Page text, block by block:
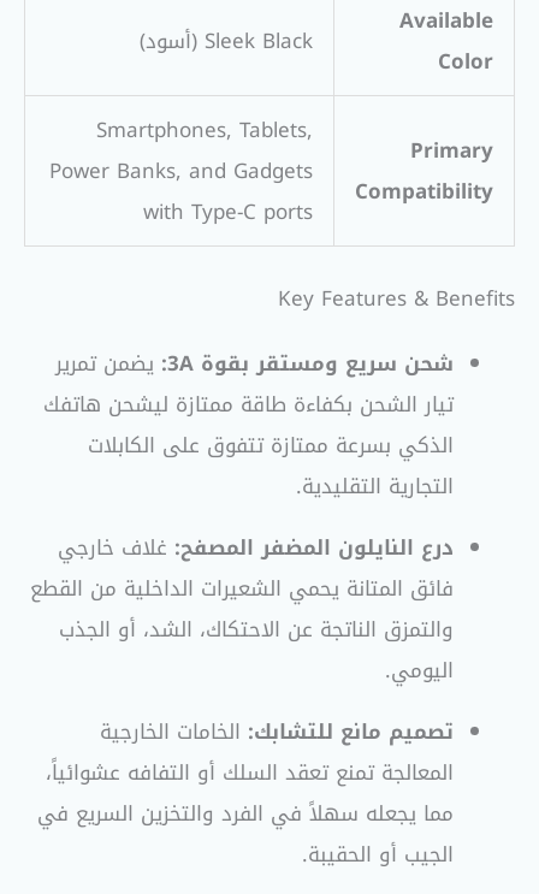
Available
Color
Sleek Black (أسود)
Primary
Compatibility
Smartphones, Tablets,
Power Banks, and Gadgets
with Type-C ports
Key Features & Benefits
شحن سريع ومستقر بقوة 3A:
يضمن تمرير
تيار الشحن بكفاءة طاقة ممتازة ليشحن هاتفك
الذكي بسرعة ممتازة تتفوق على الكابلات
التجارية التقليدية.
درع النايلون المضفر المصفح: غلاف خارجي
فائق المتانة يحمي الشعيرات الداخلية من القطع
والتمزق الناتجة عن الاحتكاك، الشد، أو الجذب
اليومي.
تصميم مانع للتشابك: الخامات الخارجية
المعالجة تمنع تعقد السلك أو التفافه عشوائياً،
مما يجعله سهلاً في الفرد والتخزين السريع في
الجيب أو الحقيبة.